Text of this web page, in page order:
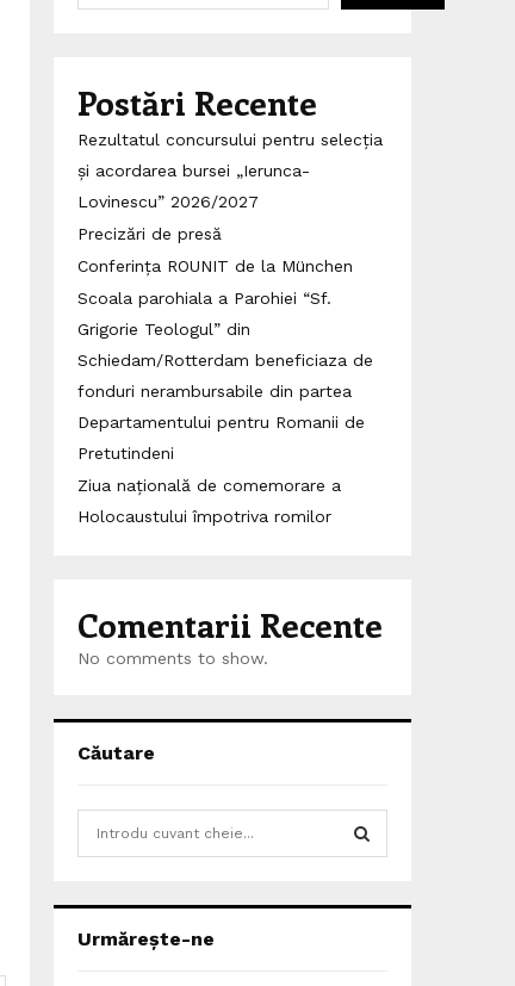
Postări Recente
Rezultatul concursului pentru selecția
și acordarea bursei „Ierunca-
Lovinescu” 2026/2027
Precizări de presă
Conferința ROUNIT de la München
Scoala parohiala a Parohiei “Sf.
Grigorie Teologul” din
Schiedam/Rotterdam beneficiaza de
fonduri nerambursabile din partea
Departamentului pentru Romanii de
Pretutindeni
Ziua națională de comemorare a
Holocaustului împotriva romilor
Comentarii Recente
No comments to show.
Căutare
h
Urmărește-ne